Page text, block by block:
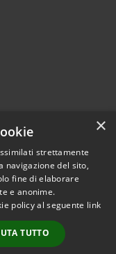
© 2026 • Provincia di
• Powered by
•
access
×
strettamente
navigazione del sito,
fine di elaborare
e anonime.
policy al seguente link
TUTTO